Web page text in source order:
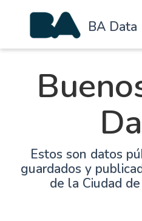
BA Data
Estos son datos
guardados y
de la Ciudad